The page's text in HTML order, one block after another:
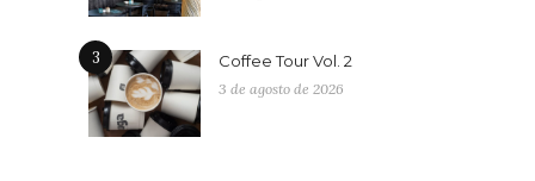
3 Coffee Tour Vol. 2
3 de agosto de 2026